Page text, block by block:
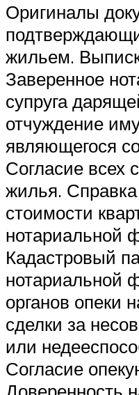
Оригиналы
жильем.
Заверенное
супруга
отчуждение
являющегося
Согласие всех
жилья.
стоимости
нотариальной
Кадастровый
нотариальной
органов опеки
сделки за
или
Согласие